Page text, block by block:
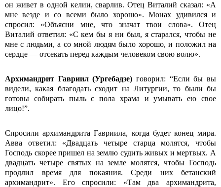
он живет в одной келии, сварлив. Отец Виталий сказал: «А
мне везде и со всеми было хорошо». Монах удивился и
спросил: «Объясни мне, что значат твои слова». Отец
Виталий ответил: «С кем бы я ни был, я старался, чтобы не
мне с людьми, а со мной людям было хорошо, и положил на
сердце — отсекать перед каждым человеком свою волю».
Архимандрит Гавриил (Ургебадзе) говорил: “Если бы вы
видели, какая благодать сходит на Литургии, то были бы
готовы собирать пыль с пола храма и умывать ею свое
лицо!”.
Спросили архимандрита Гавриила, когда будет конец мира.
Авва ответил: «Двадцать четыре старца молятся, чтобы
Господь скорее пришел на землю судить живых и мертвых. А
двадцать четыре святых на земле молятся, чтобы Господь
продлил время для покаяния. Среди них бетанский
архимандрит». Его спросили: «Там два архимандрита,